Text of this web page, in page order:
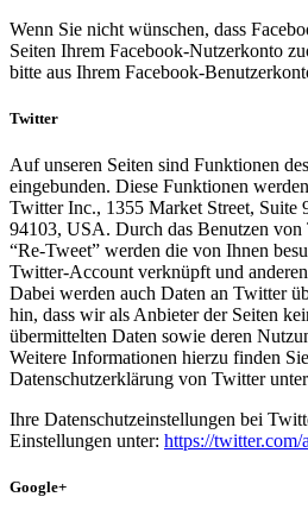
Wenn Sie nicht wünschen, dass
Seiten Ihrem Facebook-Nutzerkonto
bitte aus Ihrem Facebook-
Twitter
Auf unseren Seiten sind Funktionen
eingebunden. Diese Funktionen
Twitter Inc., 1355 Market Street, Suite
94103, USA. Durch das Benutzen
“Re-Tweet” werden die von Ihnen
Twitter-Account verknüpft und
Dabei werden auch Daten an Twitter
hin, dass wir als Anbieter der Seiten
übermittelten Daten sowie deren
Weitere Informationen hierzu finden
Datenschutzerklärung von Twitter
Ihre Datenschutzeinstellungen bei
Einstellungen unter: https://twitter.com/
Google+